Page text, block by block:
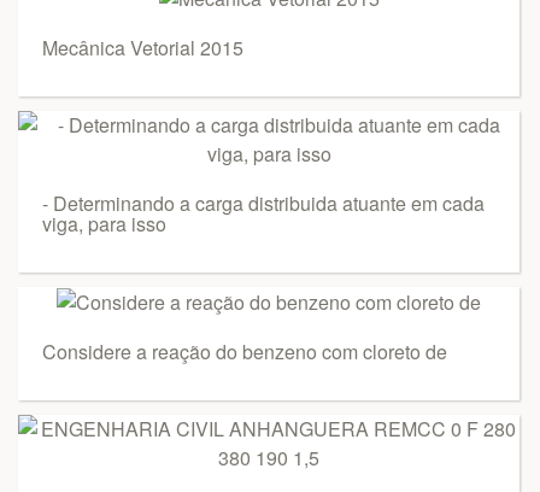
Mecânica Vetorial 2015
- Determinando a carga distribuida atuante em cada
viga, para isso
Considere a reação do benzeno com cloreto de